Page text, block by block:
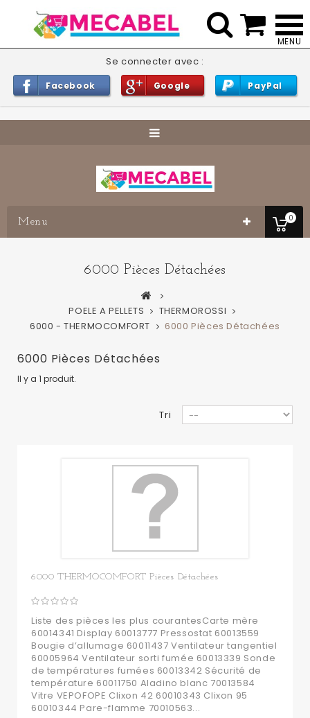
Se connecter avec :
Facebook Google PayPal
0
Menu
6000 Pièces Détachées
POELE A PELLETS
THERMOROSSI
6000 - THERMOCOMFORT
6000 Pièces Détachées
6000 Pièces Détachées
Il y a 1 produit.
Tri
6000 THERMOCOMFORT Pièces Détachées
Liste des pièces les plus courantesCarte mère
60014341 Display 60013777 Pressostat 60013559
Bougie d’allumage 60011437 Ventilateur tangentiel
60005964 Ventilateur sorti fumée 60013339 Sonde
de températures fumées 60013342 Sécurité de
température 60011750 Aladino blanc 70013584
Vitre VEPOFOPE Clixon 42 60010343 Clixon 95
60010344 Pare-flamme 70010563...
 